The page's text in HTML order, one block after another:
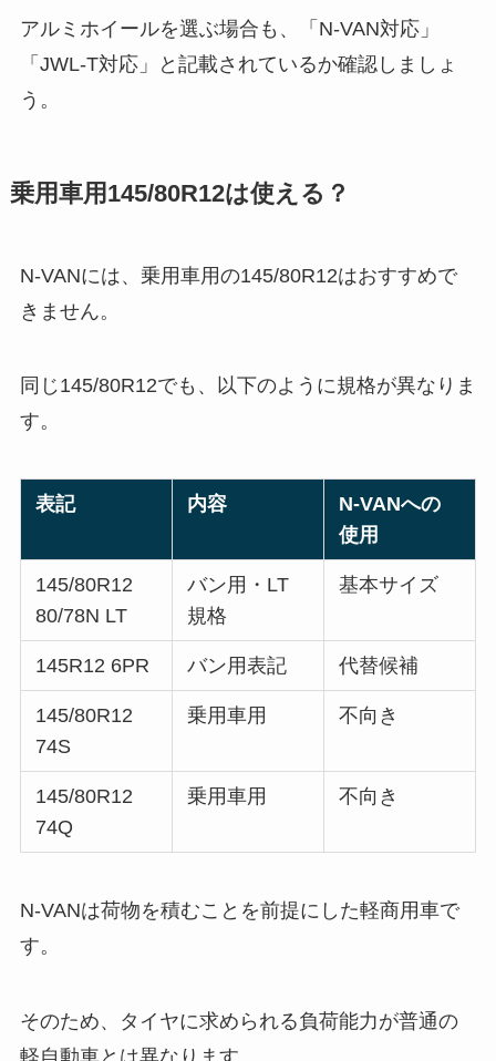
アルミホイールを選ぶ場合も、「N-VAN対応」
「JWL-T対応」と記載されているか確認しましょ
う。
乗用車用145/80R12は使える？
N-VANには、乗用車用の145/80R12はおすすめで
きません。
同じ145/80R12でも、以下のように規格が異なりま
す。
表記 内容
N-VANへの
使用
145/80R12
80/78N LT
バン用・LT
規格
基本サイズ
145R12 6PR バン用表記 代替候補
145/80R12
74S
乗用車用 不向き
145/80R12
74Q
乗用車用 不向き
N-VANは荷物を積むことを前提にした軽商用車で
す。
そのため、タイヤに求められる負荷能力が普通の
軽自動車とは異なります。